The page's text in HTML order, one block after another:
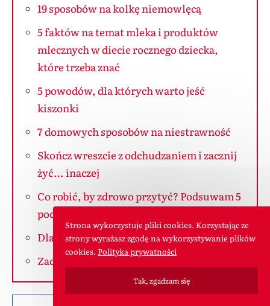
19 sposobów na kolkę niemowlęcą
5 faktów na temat mleka i produktów
mlecznych w diecie rocznego dziecka,
które trzeba znać
5 powodów, dla których warto jeść
kiszonki
7 domowych sposobów na niestrawność
Skończ wreszcie z odchudzaniem i zacznij
żyć… inaczej
Co robić, by zdrowo przytyć? Podsuwam 5
podpowiedzi
Dlaczego nastolatki nie jedzą śniadań?
Zadbaj o dietę swoją i bliskich!
Strona wykorzystuje pliki cookies. Korzystając ze
strony wyrażasz zgodę na wykorzystywanie plików
cookies. Polityka prywatności
Tak, zgadzam się